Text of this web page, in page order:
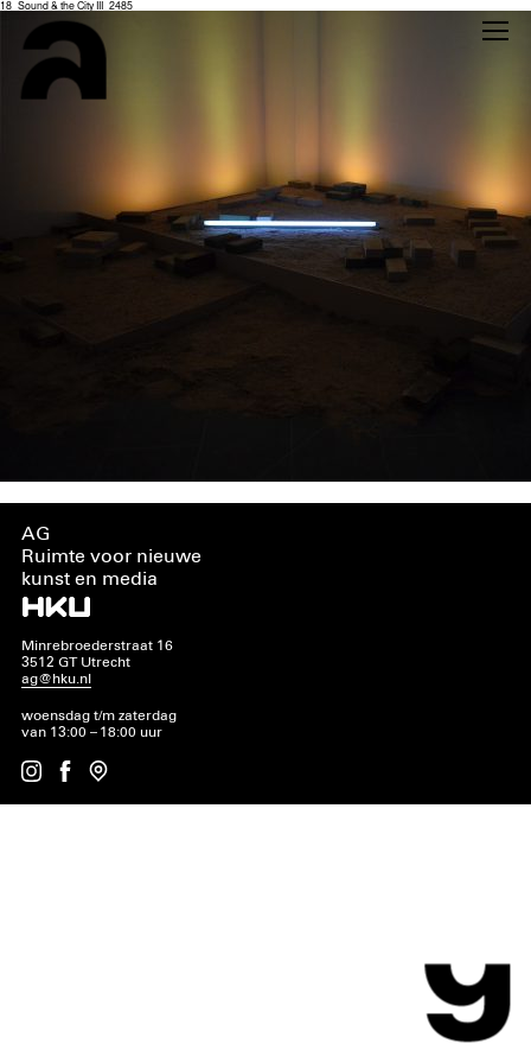
18_Sound & the City III_2485
AG
Ruimte voor nieuwe
kunst en media
Minrebroederstraat 16
3512 GT Utrecht
ag@hku.nl
woensdag t/m zaterdag
van 13:00 – 18:00 uur